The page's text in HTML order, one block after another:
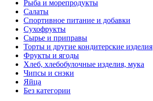
Рыба и морепродукты
Салаты
Спортивное питание и добавки
Сухофрукты
Сырье и приправы
Торты и другие кондитерские изделия
Фрукты и ягоды
Хлеб, хлебобулочные изделия, мука
Чипсы и снэки
Яйца
Без категории